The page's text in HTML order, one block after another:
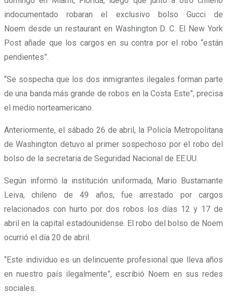
indocumentado robaran el exclusivo bolso Gucci de
Noem desde un restaurant en Washington D. C. El New York
Post añade que los cargos en su contra por el robo “están
pendientes”.
“Se sospecha que los dos inmigrantes ilegales forman parte
de una banda más grande de robos en la Costa Este”, precisa
el medio norteamericano.
Anteriormente, el sábado 26 de abril, la Policía Metropolitana
de Washington detuvo al primer sospechoso por el robo del
bolso de la secretaria de Seguridad Nacional de EE.UU.
Según informó la institución uniformada, Mario Bustamante
Leiva, chileno de 49 años, fue arrestado por cargos
relacionados con hurto por dos robos los días 12 y 17 de
abril en la capital estadounidense. El robo del bolso de Noem
ocurrió el día 20 de abril.
“Este individuo es un delincuente profesional que lleva años
en nuestro país ilegalmente”, escribió Noem en sus redes
sociales.